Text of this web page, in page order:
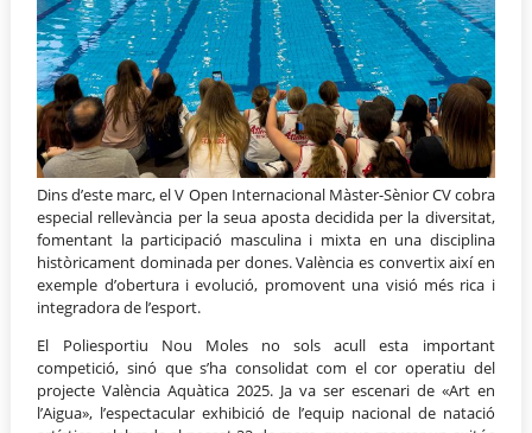
Dins d’este marc, el V Open Internacional Màster-Sènior CV cobra
especial rellevància per la seua aposta decidida per la diversitat,
fomentant la participació masculina i mixta en una disciplina
històricament dominada per dones. València es convertix així en
exemple d’obertura i evolució, promovent una visió més rica i
integradora de l’esport.
El Poliesportiu Nou Moles no sols acull esta important
competició, sinó que s’ha consolidat com el cor operatiu del
projecte València Aquàtica 2025. Ja va ser escenari de «Art en
l’Aigua», l’espectacular exhibició de l’equip nacional de natació